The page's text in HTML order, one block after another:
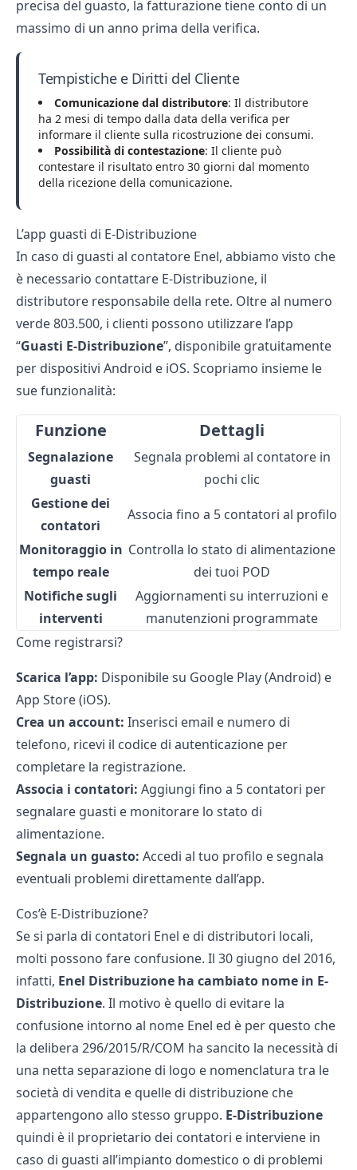
precisa del guasto, la fatturazione tiene conto di un
massimo di un anno prima della verifica.
Tempistiche e Diritti del Cliente
Comunicazione dal distributore: Il distributore
ha 2 mesi di tempo dalla data della verifica per
informare il cliente sulla ricostruzione dei consumi.
Possibilità di contestazione: Il cliente può
contestare il risultato entro 30 giorni dal momento
della ricezione della comunicazione.
L’app guasti di E-Distribuzione
In caso di guasti al contatore Enel, abbiamo visto che
è necessario contattare E-Distribuzione, il
distributore responsabile della rete. Oltre al numero
verde 803.500, i clienti possono utilizzare l’app
“Guasti E-Distribuzione”, disponibile gratuitamente
per dispositivi Android e iOS. Scopriamo insieme le
sue funzionalità:
Funzione Dettagli
Segnalazione
guasti
Segnala problemi al contatore in
pochi clic
Gestione dei
contatori
Associa fino a 5 contatori al profilo
Monitoraggio in
tempo reale
Controlla lo stato di alimentazione
dei tuoi POD
Notifiche sugli
interventi
Aggiornamenti su interruzioni e
manutenzioni programmate
Come registrarsi?
Scarica l’app: Disponibile su Google Play (Android) e
App Store (iOS).
Crea un account: Inserisci email e numero di
telefono, ricevi il codice di autenticazione per
completare la registrazione.
Associa i contatori: Aggiungi fino a 5 contatori per
segnalare guasti e monitorare lo stato di
alimentazione.
Segnala un guasto: Accedi al tuo profilo e segnala
eventuali problemi direttamente dall’app.
Cos’è E-Distribuzione?
Se si parla di contatori Enel e di distributori locali,
molti possono fare confusione. Il 30 giugno del 2016,
infatti, Enel Distribuzione ha cambiato nome in E-
Distribuzione. Il motivo è quello di evitare la
confusione intorno al nome Enel ed è per questo che
la delibera 296/2015/R/COM ha sancito la necessità di
una netta separazione di logo e nomenclatura tra le
società di vendita e quelle di distribuzione che
appartengono allo stesso gruppo. E-Distribuzione
quindi è il proprietario dei contatori e interviene in
caso di guasti all’impianto domestico o di problemi